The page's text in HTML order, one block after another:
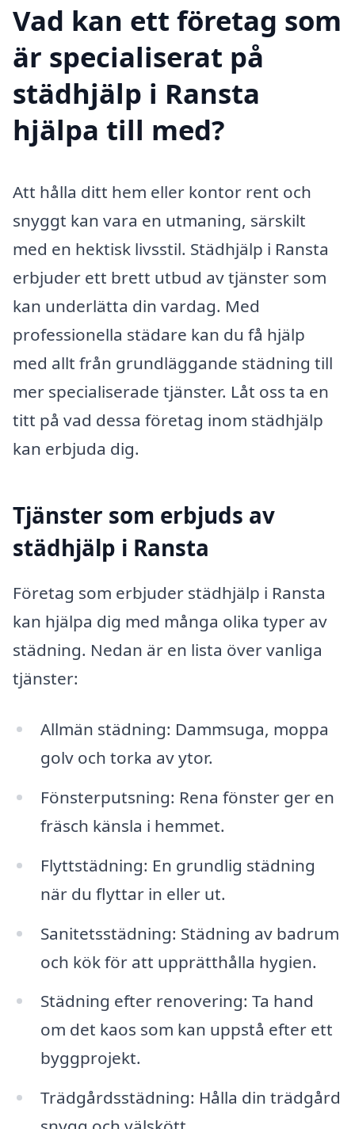
Vad kan ett företag som
är specialiserat på
städhjälp i Ransta
hjälpa till med?
Att hålla ditt hem eller kontor rent och
snyggt kan vara en utmaning, särskilt
med en hektisk livsstil. Städhjälp i Ransta
erbjuder ett brett utbud av tjänster som
kan underlätta din vardag. Med
professionella städare kan du få hjälp
med allt från grundläggande städning till
mer specialiserade tjänster. Låt oss ta en
titt på vad dessa företag inom städhjälp
kan erbjuda dig.
Tjänster som erbjuds av
städhjälp i Ransta
Företag som erbjuder städhjälp i Ransta
kan hjälpa dig med många olika typer av
städning. Nedan är en lista över vanliga
tjänster:
Allmän städning: Dammsuga, moppa
golv och torka av ytor.
Fönsterputsning: Rena fönster ger en
fräsch känsla i hemmet.
Flyttstädning: En grundlig städning
när du flyttar in eller ut.
Sanitetsstädning: Städning av badrum
och kök för att upprätthålla hygien.
Städning efter renovering: Ta hand
om det kaos som kan uppstå efter ett
byggprojekt.
Trädgårdsstädning: Hålla din trädgård